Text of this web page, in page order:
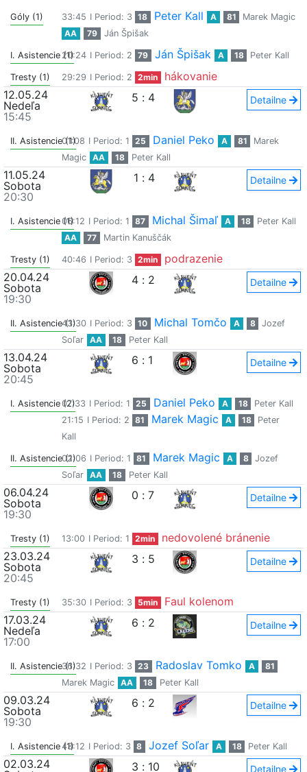
Góly (1) 33:45 I Period: 3 18 Peter Kall A 81
Marek Magic
AA
79 Ján Špišak
I. Asistencie (1)20:24 I Period: 2 79 Ján Špišak A 18 Peter Kall
Tresty (1) 29:29 I Period: 2 2min
hákovanie
12.05.24
Nedeľa
15:45
5 : 4 Detailne
II. Asistencie (1)
01:08 I Period: 1 25 Daniel Peko A 81
Marek
Magic
AA 18 Peter Kall
11.05.24
Sobota
20:30
1 : 4 Detailne
I. Asistencie (1)06:12 I Period: 1 87 Michal Šimaľ A 18
Peter Kall
AA
77 Martin Kanuščák
Tresty (1) 40:46 I Period: 3 2min
podrazenie
20.04.24
Sobota
19:30
4 : 2 Detailne
II. Asistencie (1)
43:30 I Period: 3 10 Michal Tomčo A 8
Jozef
Soľar
AA 18 Peter Kall
13.04.24
Sobota
20:45
6 : 1 Detailne
I. Asistencie (2)07:33 I Period: 1 25 Daniel Peko A 18
Peter Kall
21:15 I Period: 2 81 Marek Magic A 18
Peter
Kall
II. Asistencie (1)
02:06 I Period: 1 81 Marek Magic A 8
Jozef
Soľar
AA 18 Peter Kall
06.04.24
Sobota
19:30
0 : 7 Detailne
Tresty (1) 13:00 I Period: 1 2min
nedovolené bránenie
23.03.24
Sobota
20:45
3 : 5 Detailne
Tresty (1) 35:30 I Period: 3 5min
Faul kolenom
17.03.24
Nedeľa
17:00
6 : 2 Detailne
II. Asistencie (1)
36:32 I Period: 3 23 Radoslav Tomko A
81
Marek Magic
AA 18 Peter Kall
09.03.24
Sobota
19:30
6 : 2 Detailne
I. Asistencie (1)43:12 I Period: 3 8 Jozef Soľar A 18 Peter Kall
02.03.24
3 : 10 Detailne